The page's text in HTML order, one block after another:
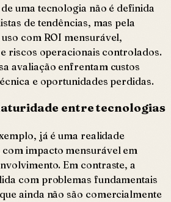
uma tecnologia não é definida
de tendências, mas pela
com ROI mensurável,
e riscos operacionais controlados.
avaliação enfrentam custos
e oportunidades perdidas.
entre tecnologias
já é uma realidade
impacto mensurável em
Em contraste, a
com problemas fundamentais
ainda não são comercialmente